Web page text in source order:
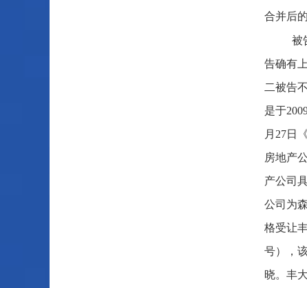
合并后
被
告确有
二被告
是于
月27日
房地产
产公司
公司为
格受让
号），
晓。丰